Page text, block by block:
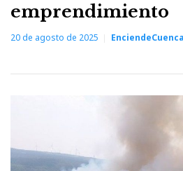
emprendimiento
20 de agosto de 2025 EnciendeCuenca